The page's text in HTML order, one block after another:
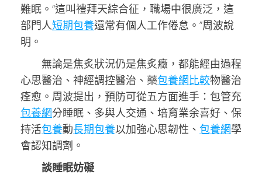
難眠。“這叫禮拜天綜合征，職場中很廣泛，這
部門人短期包養還常有個人工作倦怠。”周波說
明。
無論是焦炙狀況仍是焦炙癥，都能經由過程
心思醫治、神經調控醫治、藥包養網比較物醫治
痊愈。周波提出，預防可從五方面進手：包管充
包養網分睡眠、多與人交通、培育業余喜好、保
持活包養動長期包養以加強心思韌性、 包養網學
會認知調劑。
談睡眠妨礙